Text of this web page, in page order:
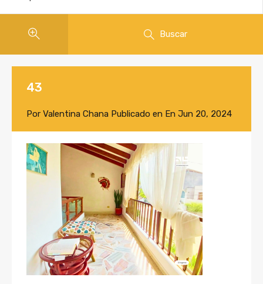
Buscar
43
Por Valentina Chana Publicado en En Jun 20, 2024